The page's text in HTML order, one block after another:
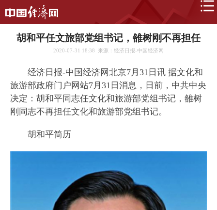
胡和平任文旅部党组书记，雒树刚不再担任
2020-07-31 18:38 来源：经济日报-中国经济网
经济日报-中国经济网北京7月31日讯 据文化和
旅游部政府门户网站7月31日消息，日前，中共中央
决定：胡和平同志任文化和旅游部党组书记，雒树
刚同志不再担任文化和旅游部党组书记。
胡和平简历